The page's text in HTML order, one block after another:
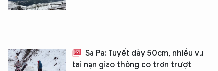
Sa Pa: Tuyết dày 50cm, nhiều vụ
tai nạn giao thông do trơn trượt